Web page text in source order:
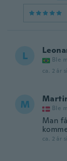
L Ble
ca. 2 år
M Ble
Man
ca. 2 år